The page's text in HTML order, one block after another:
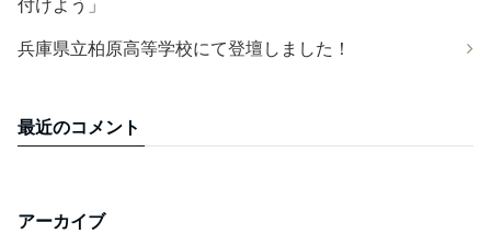
兵庫県立柏原高等学校にて登壇しました！
最近のコメント
アーカイブ